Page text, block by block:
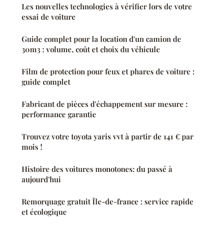
Les nouvelles technologies à vérifier lors de votre
essai de voiture
Guide complet pour la location d'un camion de
30m3 : volume, coût et choix du véhicule
Film de protection pour feux et phares de voiture :
guide complet
Fabricant de pièces d'échappement sur mesure :
performance garantie
Trouvez votre toyota yaris vvt à partir de 141 € par
mois !
Histoire des voitures monotones: du passé à
aujourd'hui
Remorquage gratuit Île-de-france : service rapide
et écologique